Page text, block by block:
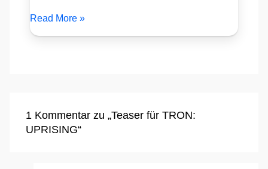
Read More »
1 Kommentar zu „Teaser für TRON:
UPRISING“